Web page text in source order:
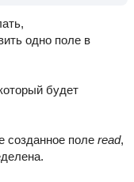
одно поле в
будет
созданное поле read,